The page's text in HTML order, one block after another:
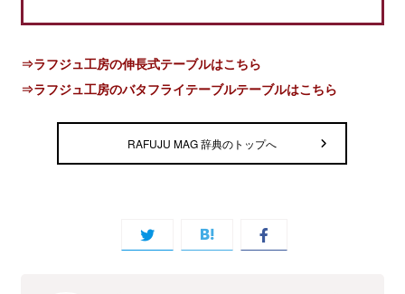
⇒ラフジュ工房の伸長式テーブルはこちら
⇒ラフジュ工房のバタフライテーブルテーブルはこちら
RAFUJU MAG 辞典のトップへ